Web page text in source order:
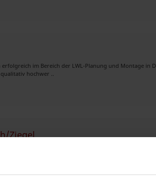
im Bereich der LWL-Planung und Montage in
hochwer ..
Ziegel
Sie uns an. Wir erstellen Ihnen ein Angebot sowie
..